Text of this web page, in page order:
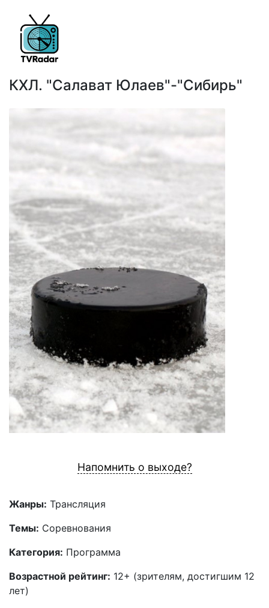
КХЛ. "Салават Юлаев"-"Сибирь"
Напомнить о выходе?
Жанры: Трансляция
Темы: Соревнования
Категория: Программа
Возрастной рейтинг: 12+ (зрителям, достигшим 12
лет)